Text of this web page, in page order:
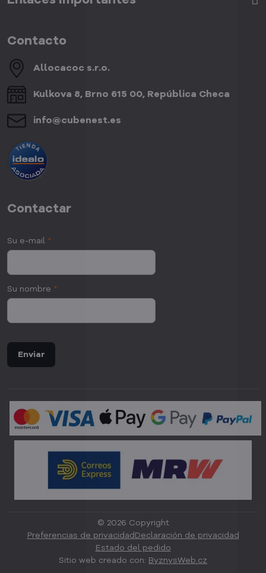
Contacto
Allocacoc s​.r​.o​.
Kulkova 8, Brno 615 00, República Checa
info​@cubenest​.es
Contactar
Su e-mail *
Su nombre *
Enviar
© 2026 Copyright
Preferencias de privacidad Declaración de privacidad
Estado del pedido
Sitio web creado con: ByznysWeb.cz